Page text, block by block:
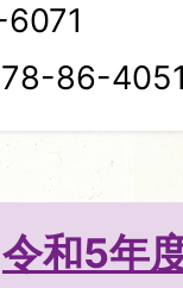
86-
令和5年